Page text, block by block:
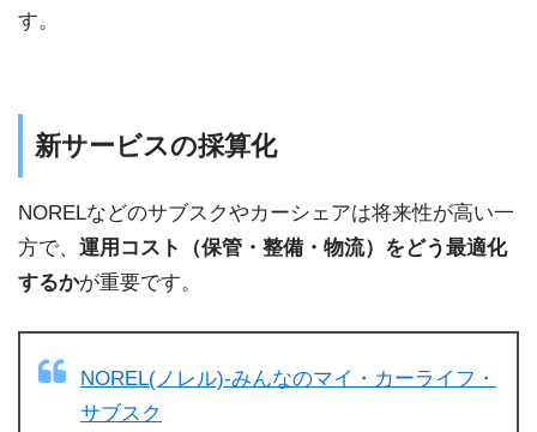
す。
新サービスの採算化
NORELなどのサブスクやカーシェアは将来性が高い一
方で、 運用コスト（保管・整備・物流）をどう最適化
するかが重要です。
NOREL(ノレル)-みんなのマイ・カーライフ・
サブスク